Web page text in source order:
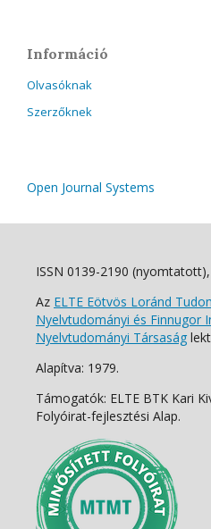
Információ
Olvasóknak
Szerzőknek
Open Journal Systems
ISSN 0139-2190
Az ELTE Eötvös Loránd
Nyelvtudományi és Finnugor
Nyelvtudományi Társaság
Alapítva: 1979.
Támogatók: ELTE BTK Kari
Folyóirat-fejlesztési Alap.